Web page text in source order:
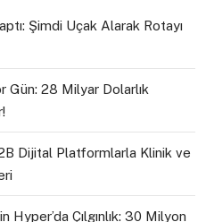
Şimdi Uçak Alarak Rotayı
Gün: 28 Milyar Dolarlık
Dijital Platformlarla Klinik ve
Hyper’da Çılgınlık: 30 Milyon